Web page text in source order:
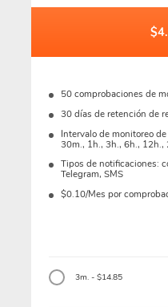
50 comprobaciones de
30 días de retención de
Intervalo de monitoreo
30m., 1h., 3h., 6h., 12h.,
Tipos de notificaciones:
Telegram, SMS
$0.10/Mes por
3m. - $14.85